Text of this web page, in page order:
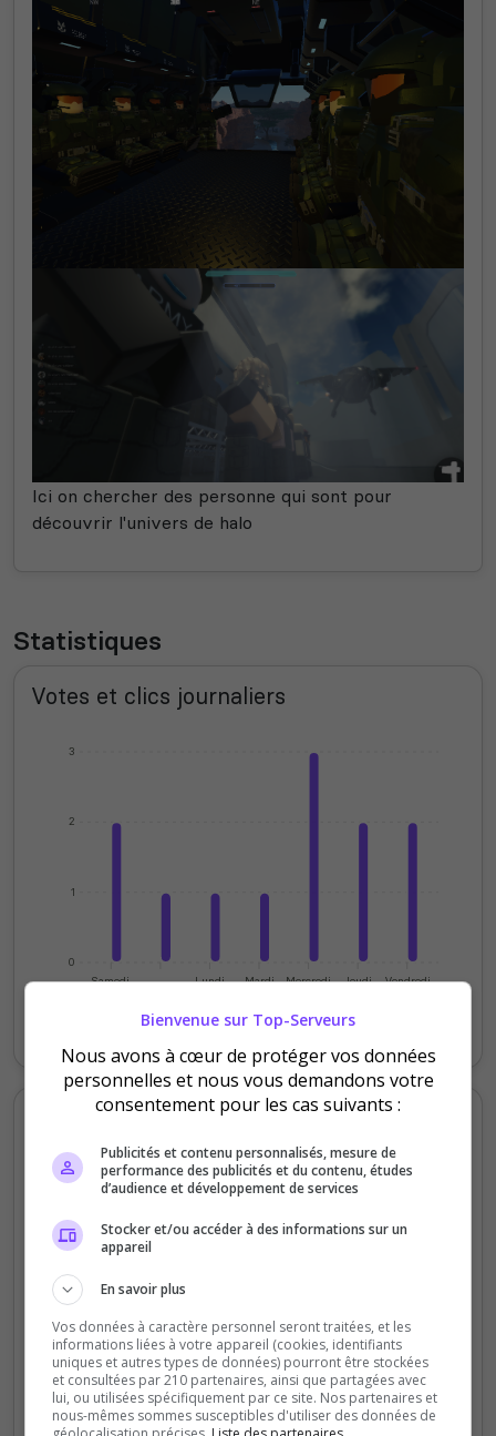
Ici on chercher des personne qui sont pour
découvrir l'univers de halo
Statistiques
Votes et clics journaliers
0
1
2
3
Samedi Lundi Mardi Mercredi Jeudi Vendredi
Clics
Votes et clics mensuels
0
400
600
Sept Oct Nov Déc Jan Fév Mars Avr Mai Juil
Bienvenue sur Top-Serveurs
Nous avons à cœur de protéger vos données
personnelles et nous vous demandons votre
consentement pour les cas suivants :
Publicités et contenu personnalisés, mesure de
performance des publicités et du contenu, études
d’audience et développement de services
Stocker et/ou accéder à des informations sur un
appareil
En savoir plus
Vos données à caractère personnel seront traitées, et les
informations liées à votre appareil (cookies, identifiants
uniques et autres types de données) pourront être stockées
et consultées par 210 partenaires, ainsi que partagées avec
lui, ou utilisées spécifiquement par ce site. Nos partenaires et
nous-mêmes sommes susceptibles d'utiliser des données de